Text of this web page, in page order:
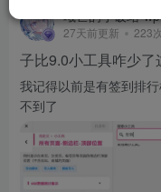
27天前更新 223
子比9.0小工具咋少了
我记得以前是有签到排
不到了